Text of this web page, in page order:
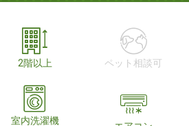
2階以上 ペット相談可
室内洗濯機